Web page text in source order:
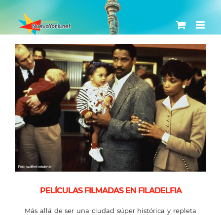
Skip
content
View
Larger
Image
PELÍCULAS FILMADAS EN FILADELFIA
Más allá de ser una ciudad súper histórica y repleta